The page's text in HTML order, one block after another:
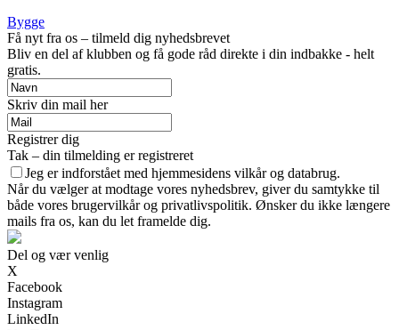
Bygge
Få nyt fra os – tilmeld dig nyhedsbrevet
Bliv en del af klubben og få gode råd direkte i din indbakke - helt
gratis.
Skriv din mail her
Registrer dig
Tak – din tilmelding er registreret
Jeg er indforstået med hjemmesidens vilkår og databrug.
Når du vælger at modtage vores nyhedsbrev, giver du samtykke til
både vores brugervilkår og privatlivspolitik. Ønsker du ikke længere
mails fra os, kan du let framelde dig.
Del og vær venlig
X
Facebook
Instagram
LinkedIn